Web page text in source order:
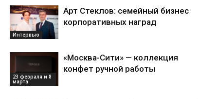
Интервью
Арт Стеклов: семейный бизнес
корпоративных наград
23 февраля и 8
марта
«Москва-Сити» — коллекция
конфет ручной работы